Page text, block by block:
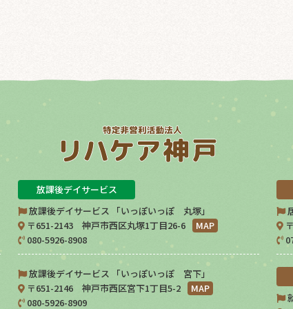
放課後デイサービス
放課後デイサービス 「いっぽいっぽ 丸塚」
〒651-2143 神戸市西区丸塚1丁目26-6
MAP
080-5926-8908
放課後デイサービス 「いっぽいっぽ 宮下」
〒651-2146 神戸市西区宮下1丁目5-2
MAP
080-5926-8909